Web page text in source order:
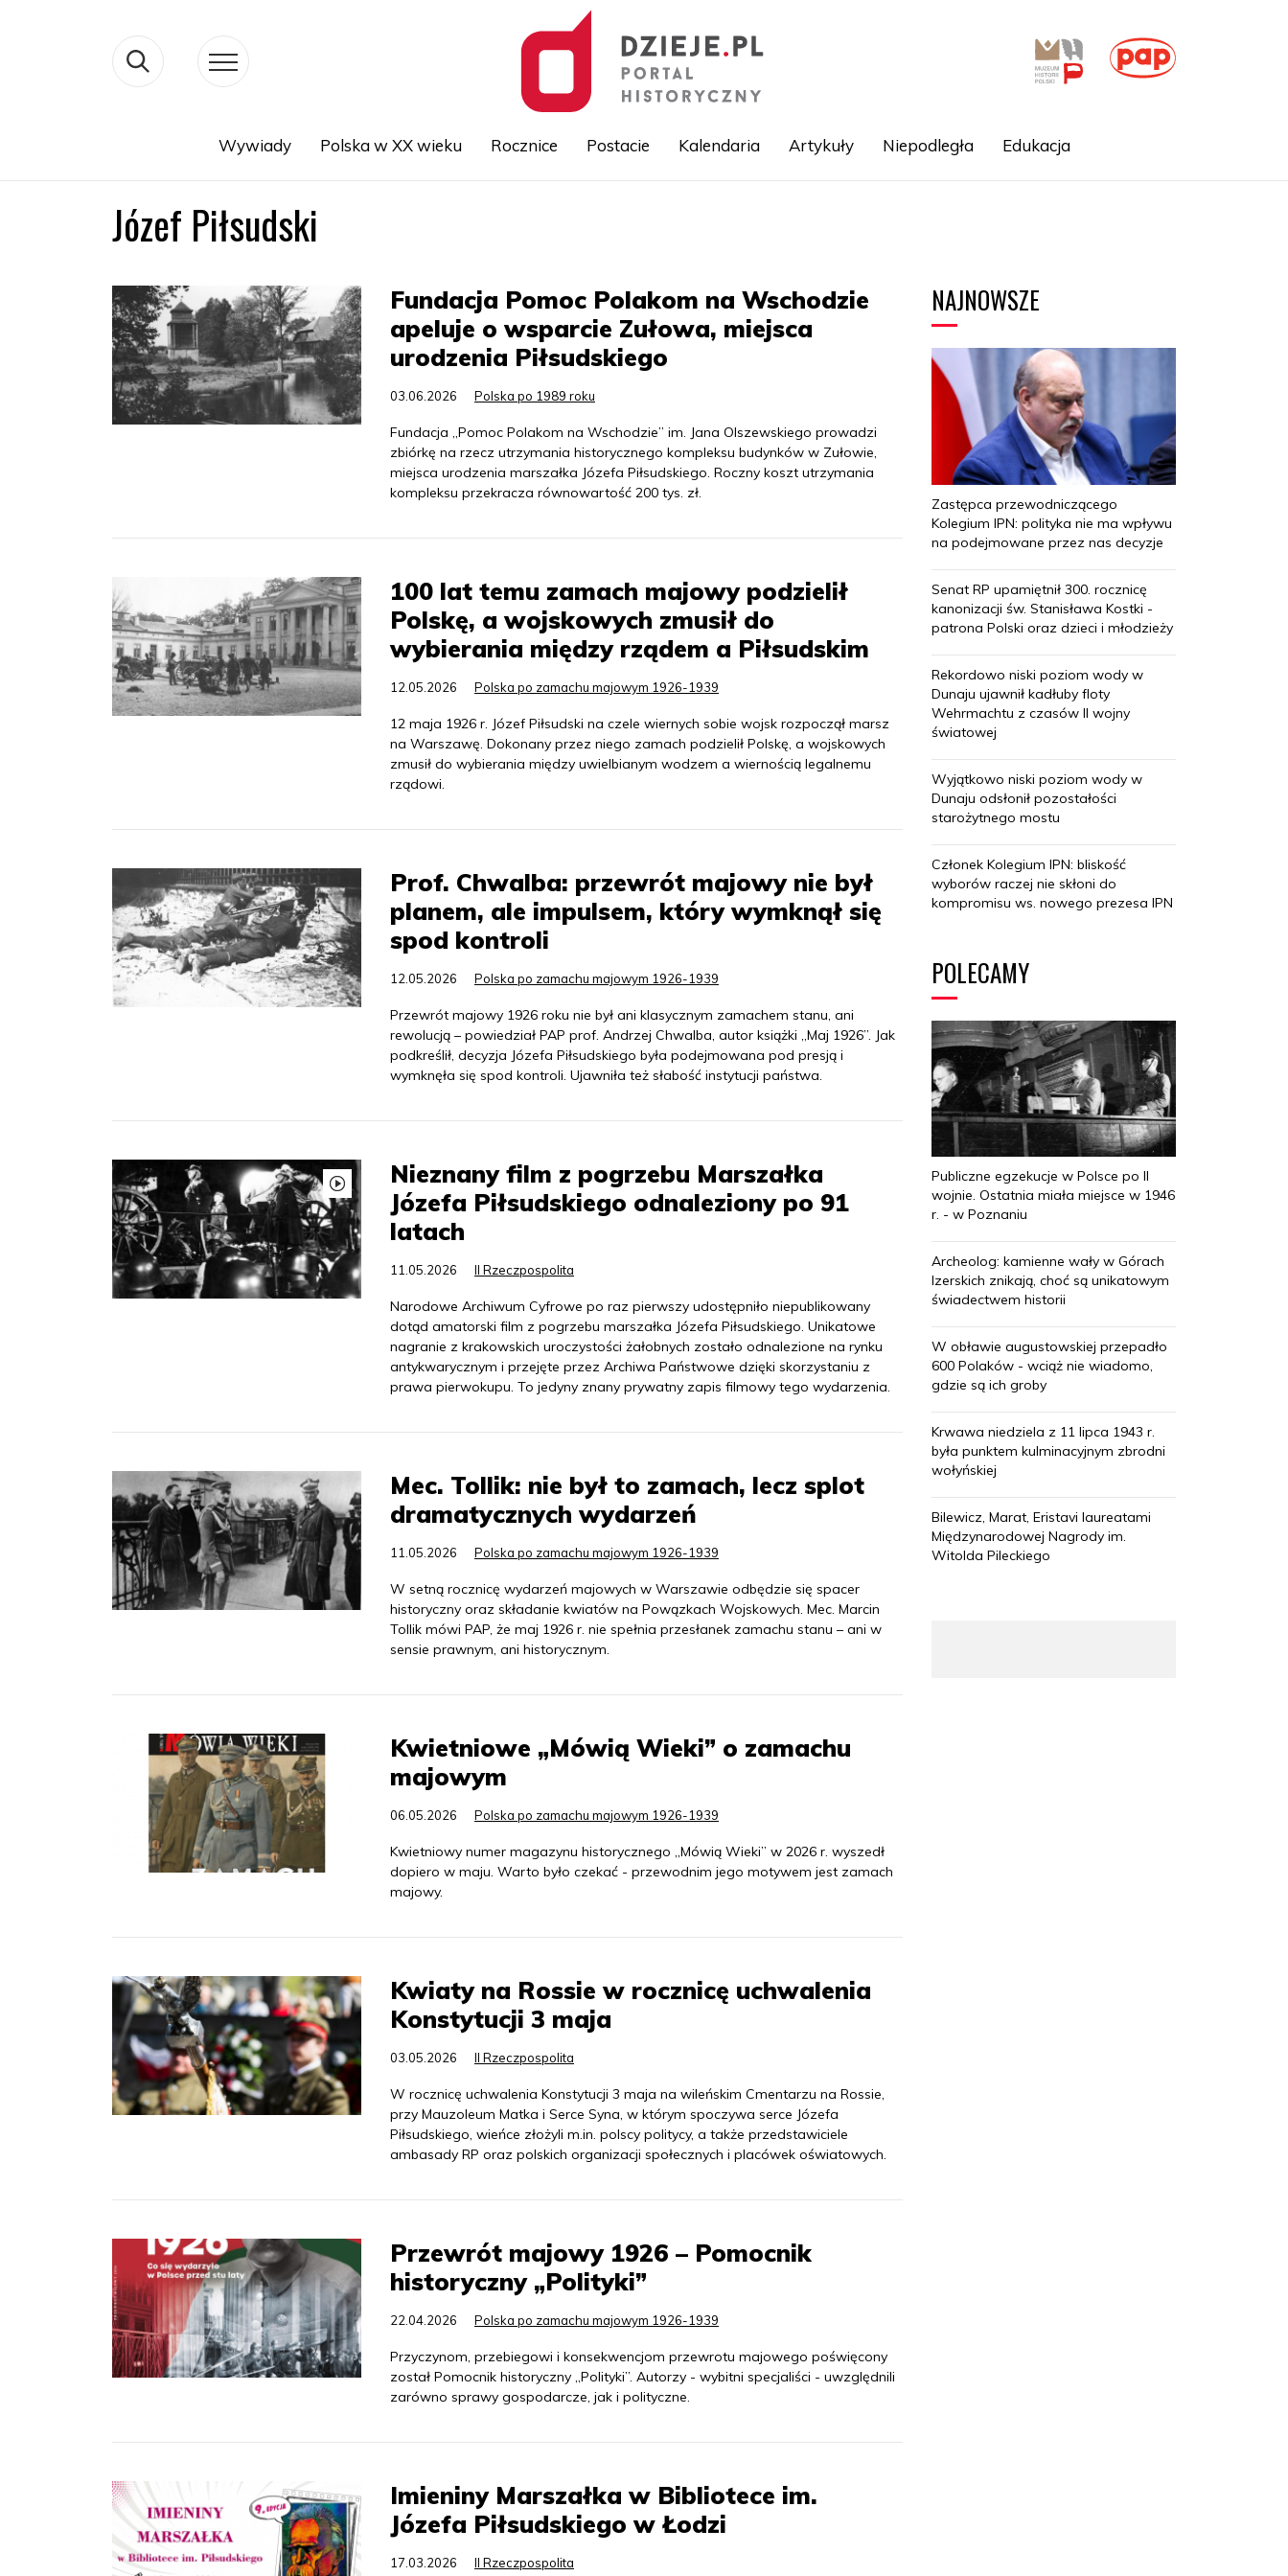
Wywiady Polska w XX wieku Rocznice Postacie Kalendaria Artykuły Niepodległa Edukacja
Józef Piłsudski
Fundacja Pomoc Polakom na Wschodzie
apeluje o wsparcie Zułowa, miejsca
urodzenia Piłsudskiego
03.06.2026 Polska po 1989 roku
Fundacja „Pomoc Polakom na Wschodzie” im. Jana Olszewskiego prowadzi
zbiórkę na rzecz utrzymania historycznego kompleksu budynków w Zułowie,
miejsca urodzenia marszałka Józefa Piłsudskiego. Roczny koszt utrzymania
kompleksu przekracza równowartość 200 tys. zł.
100 lat temu zamach majowy podzielił
Polskę, a wojskowych zmusił do
wybierania między rządem a Piłsudskim
12.05.2026 Polska po zamachu majowym 1926-1939
12 maja 1926 r. Józef Piłsudski na czele wiernych sobie wojsk rozpoczął marsz
na Warszawę. Dokonany przez niego zamach podzielił Polskę, a wojskowych
zmusił do wybierania między uwielbianym wodzem a wiernością legalnemu
rządowi.
Prof. Chwalba: przewrót majowy nie był
planem, ale impulsem, który wymknął się
spod kontroli
12.05.2026 Polska po zamachu majowym 1926-1939
Przewrót majowy 1926 roku nie był ani klasycznym zamachem stanu, ani
rewolucją – powiedział PAP prof. Andrzej Chwalba, autor książki „Maj 1926”. Jak
podkreślił, decyzja Józefa Piłsudskiego była podejmowana pod presją i
wymknęła się spod kontroli. Ujawniła też słabość instytucji państwa.
Nieznany film z pogrzebu Marszałka
Józefa Piłsudskiego odnaleziony po 91
latach
11.05.2026 II Rzeczpospolita
Narodowe Archiwum Cyfrowe po raz pierwszy udostępniło niepublikowany
dotąd amatorski film z pogrzebu marszałka Józefa Piłsudskiego. Unikatowe
nagranie z krakowskich uroczystości żałobnych zostało odnalezione na rynku
antykwarycznym i przejęte przez Archiwa Państwowe dzięki skorzystaniu z
prawa pierwokupu. To jedyny znany prywatny zapis filmowy tego wydarzenia.
Mec. Tollik: nie był to zamach, lecz splot
dramatycznych wydarzeń
11.05.2026 Polska po zamachu majowym 1926-1939
W setną rocznicę wydarzeń majowych w Warszawie odbędzie się spacer
historyczny oraz składanie kwiatów na Powązkach Wojskowych. Mec. Marcin
Tollik mówi PAP, że maj 1926 r. nie spełnia przesłanek zamachu stanu – ani w
sensie prawnym, ani historycznym.
Kwietniowe „Mówią Wieki” o zamachu
majowym
06.05.2026 Polska po zamachu majowym 1926-1939
Kwietniowy numer magazynu historycznego „Mówią Wieki” w 2026 r. wyszedł
dopiero w maju. Warto było czekać - przewodnim jego motywem jest zamach
majowy.
Kwiaty na Rossie w rocznicę uchwalenia
Konstytucji 3 maja
03.05.2026 II Rzeczpospolita
W rocznicę uchwalenia Konstytucji 3 maja na wileńskim Cmentarzu na Rossie,
przy Mauzoleum Matka i Serce Syna, w którym spoczywa serce Józefa
Piłsudskiego, wieńce złożyli m.in. polscy politycy, a także przedstawiciele
ambasady RP oraz polskich organizacji społecznych i placówek oświatowych.
Przewrót majowy 1926 – Pomocnik
historyczny „Polityki”
22.04.2026 Polska po zamachu majowym 1926-1939
Przyczynom, przebiegowi i konsekwencjom przewrotu majowego poświęcony
został Pomocnik historyczny „Polityki”. Autorzy - wybitni specjaliści - uwzględnili
zarówno sprawy gospodarcze, jak i polityczne.
Imieniny Marszałka w Bibliotece im.
Józefa Piłsudskiego w Łodzi
17.03.2026 II Rzeczpospolita
NAJNOWSZE
Zastępca przewodniczącego
Kolegium IPN: polityka nie ma wpływu
na podejmowane przez nas decyzje
Senat RP upamiętnił 300. rocznicę
kanonizacji św. Stanisława Kostki -
patrona Polski oraz dzieci i młodzieży
Rekordowo niski poziom wody w
Dunaju ujawnił kadłuby floty
Wehrmachtu z czasów II wojny
światowej
Wyjątkowo niski poziom wody w
Dunaju odsłonił pozostałości
starożytnego mostu
Członek Kolegium IPN: bliskość
wyborów raczej nie skłoni do
kompromisu ws. nowego prezesa IPN
POLECAMY
Publiczne egzekucje w Polsce po II
wojnie. Ostatnia miała miejsce w 1946
r. - w Poznaniu
Archeolog: kamienne wały w Górach
Izerskich znikają, choć są unikatowym
świadectwem historii
W obławie augustowskiej przepadło
600 Polaków - wciąż nie wiadomo,
gdzie są ich groby
Krwawa niedziela z 11 lipca 1943 r.
była punktem kulminacyjnym zbrodni
wołyńskiej
Bilewicz, Marat, Eristavi laureatami
Międzynarodowej Nagrody im.
Witolda Pileckiego